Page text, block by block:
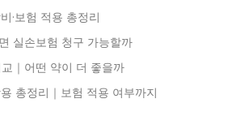
·보험 적용 총정리
실손보험 청구 가능할까
｜어떤 약이 더 좋을까
총정리｜보험 적용 여부까지